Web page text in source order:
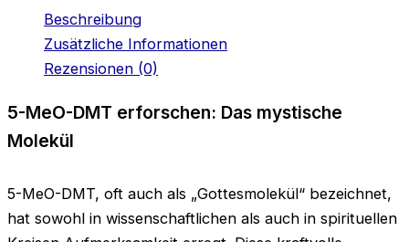
Beschreibung
Zusätzliche Informationen
Rezensionen (0)
5-MeO-DMT erforschen: Das mystische
Molekül
5-MeO-DMT, oft auch als „Gottesmolekül“ bezeichnet,
hat sowohl in wissenschaftlichen als auch in spirituellen